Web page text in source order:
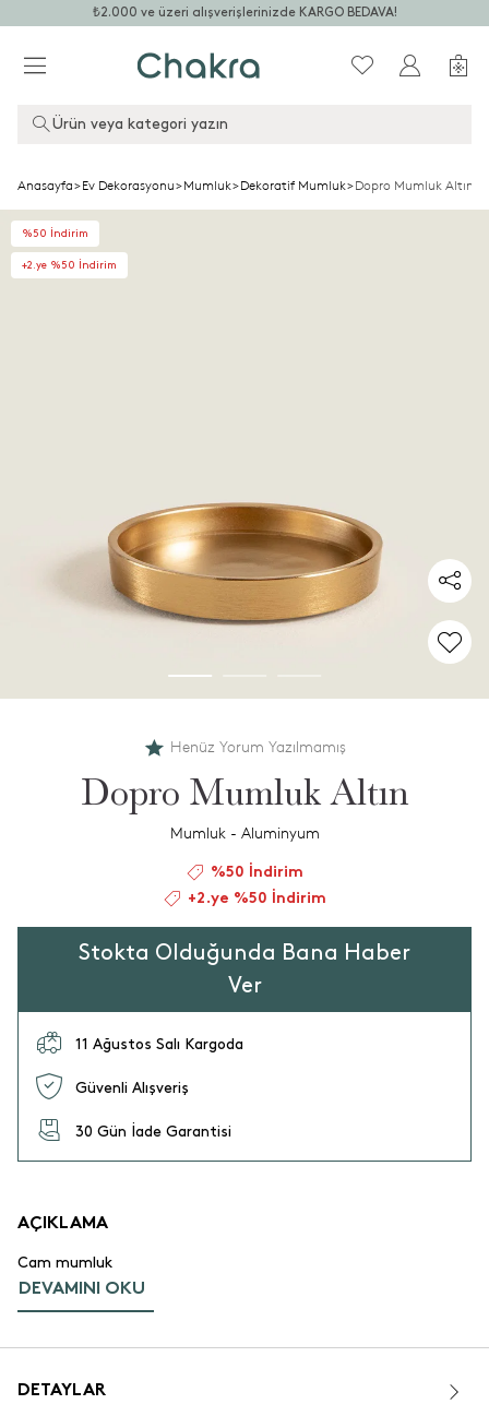
₺2.000 ve üzeri alışverişlerinizde KARGO BEDAVA!
Ürün veya kategori yazın
Anasayfa>Ev Dekorasyonu>Mumluk>Dekoratif Mumluk>Dopro Mumluk Altın
%50 İndirim
+2.ye %50 İndirim
Henüz Yorum Yazılmamış
Dopro Mumluk Altın
Mumluk - Aluminyum
%50 İndirim
+2.ye %50 İndirim
Stokta Olduğunda Bana Haber
Ver
11 Ağustos Salı Kargoda
Güvenli Alışveriş
30 Gün İade Garantisi
AÇIKLAMA
Cam mumluk
DEVAMINI OKU
DETAYLAR